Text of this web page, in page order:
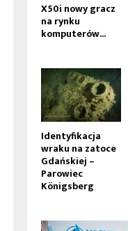
X50i nowy gracz
na rynku
komputerów...
Identyfikacja
wraku na zatoce
Gdańskiej –
Parowiec
Königsberg